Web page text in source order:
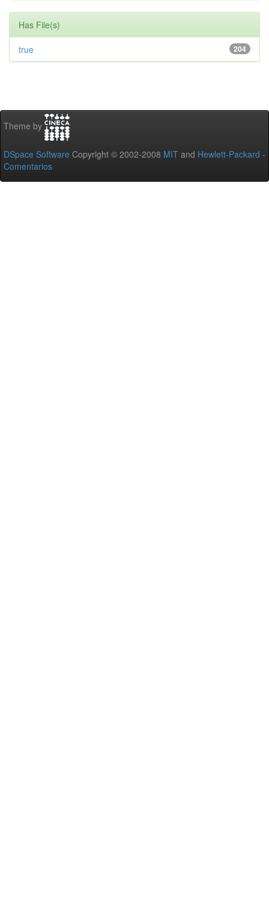
Has File(s)
204
true
Theme by
DSpace Software Copyright © 2002-2008 MIT and Hewlett-Packard -
Comentarios